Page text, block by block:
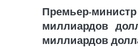
Премьер-
миллиардов
миллиардов